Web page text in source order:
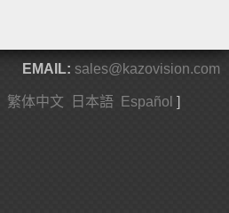
EMAIL: sales@kazovision.com
繁体中文 日本語 Español ]